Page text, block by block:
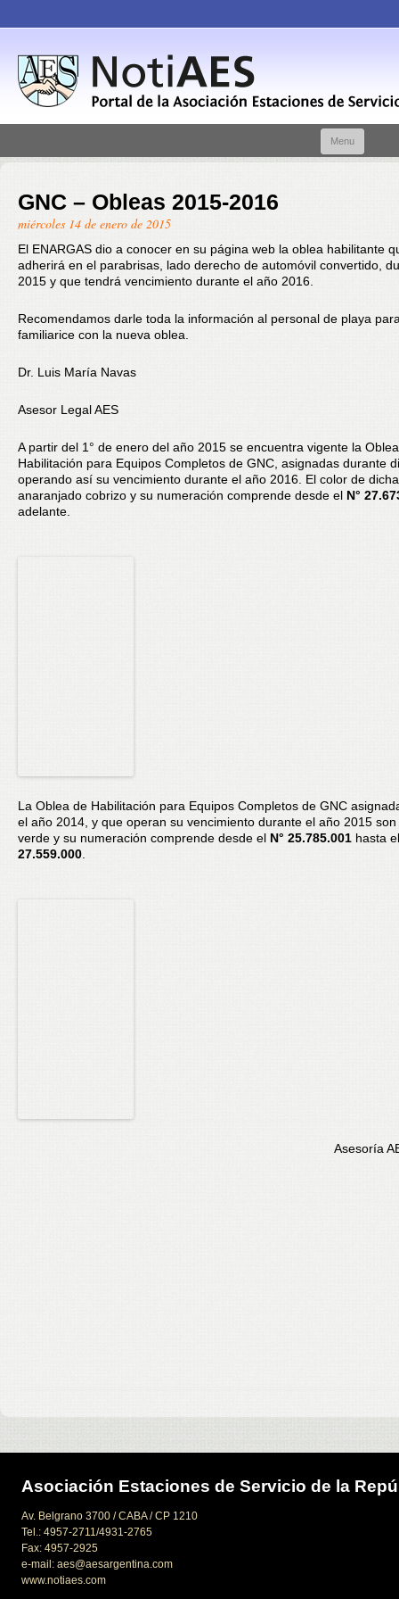
Menu
GNC – Obleas 2015-2016
miércoles 14 de enero de 2015
El ENARGAS dio a conocer en su página web la oblea habilitante
adherirá en el parabrisas, lado derecho de automóvil convertido,
2015 y que tendrá vencimiento durante el año 2016.
Recomendamos darle toda la información al personal de playa
familiarice con la nueva oblea.
Dr. Luis María Navas
Asesor Legal AES
A partir del 1° de enero del año 2015 se encuentra vigente la
Habilitación para Equipos Completos de GNC, asignadas durante
operando así su vencimiento durante el año 2016. El color de
anaranjado cobrizo y su numeración comprende desde el N°
adelante.
La Oblea de Habilitación para Equipos Completos de GNC
el año 2014, y que operan su vencimiento durante el año 2015
verde y su numeración comprende desde el N° 25.785.001 hasta
27.559.000
Asesoría
Asociación Estaciones de Servicio de la
Av. Belgrano 3700 / CABA / CP 1210
Tel.: 4957-2711/4931-2765
Fax: 4957-2925
e-mail: aes@aesargentina.com
www.notiaes.com